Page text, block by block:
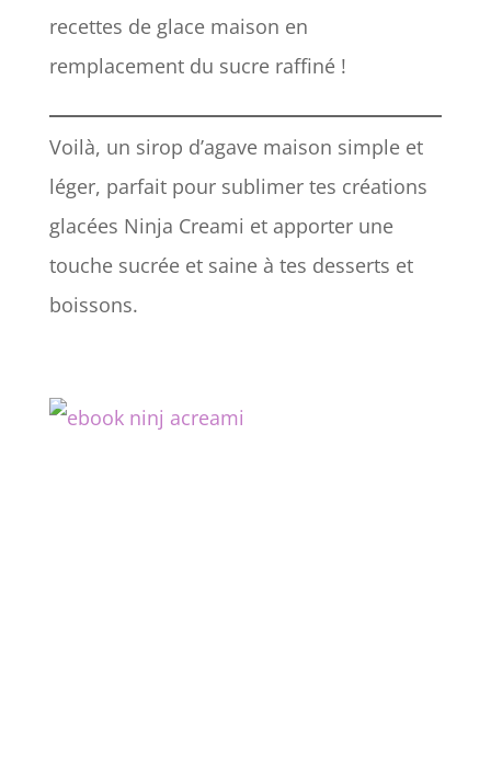
recettes de glace maison en
remplacement du sucre raffiné !
Voilà, un sirop d’agave maison simple et
léger, parfait pour sublimer tes créations
glacées Ninja Creami et apporter une
touche sucrée et saine à tes desserts et
boissons.